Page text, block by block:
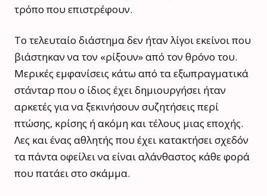
τρόπο που επιστρέφουν.
Το τελευταίο διάστημα δεν ήταν λίγοι εκείνοι που
βιάστηκαν να τον «ρίξουν» από τον θρόνο του.
Μερικές εμφανίσεις κάτω από τα εξωπραγματικά
στάνταρ που ο ίδιος έχει δημιουργήσει ήταν
αρκετές για να ξεκινήσουν συζητήσεις περί
πτώσης, κρίσης ή ακόμη και τέλους μιας εποχής.
Λες και ένας αθλητής που έχει κατακτήσει σχεδόν
τα πάντα οφείλει να είναι αλάνθαστος κάθε φορά
που πατάει στο σκάμμα.